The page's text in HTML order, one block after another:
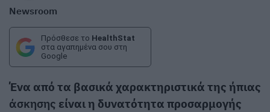
Newsroom
Πρόσθεσε το HealthStat
στα αγαπημένα σου στη
Google
Ένα από τα βασικά χαρακτηριστικά της ήπιας
άσκησης είναι η δυνατότητα προσαρμογής